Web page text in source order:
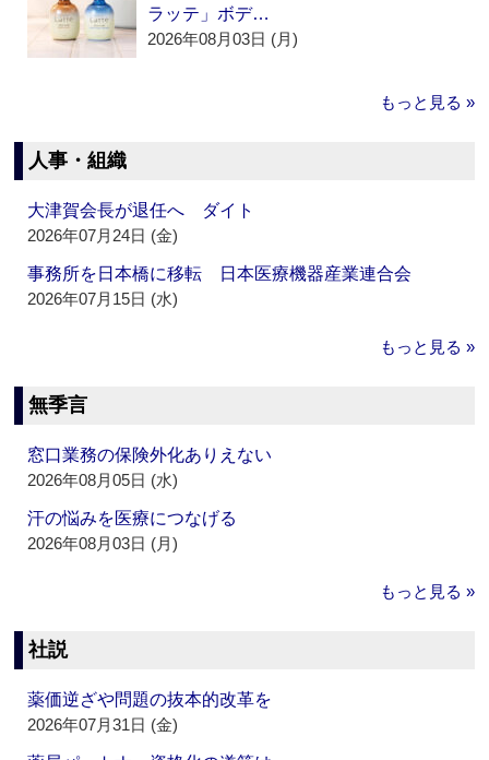
ラッテ」ボデ…
2026年08月03日 (月)
もっと見る »
人事・組織
大津賀会長が退任へ ダイト
2026年07月24日 (金)
事務所を日本橋に移転 日本医療機器産業連合会
2026年07月15日 (水)
もっと見る »
無季言
窓口業務の保険外化ありえない
2026年08月05日 (水)
汗の悩みを医療につなげる
2026年08月03日 (月)
もっと見る »
社説
薬価逆ざや問題の抜本的改革を
2026年07月31日 (金)